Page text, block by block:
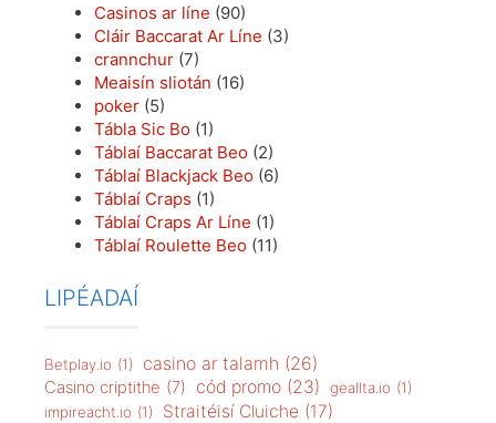
Casinos ar líne (90)
Cláir Baccarat Ar Líne (3)
crannchur (7)
Meaisín sliotán (16)
poker (5)
Tábla Sic Bo (1)
Táblaí Baccarat Beo (2)
Táblaí Blackjack Beo (6)
Táblaí Craps (1)
Táblaí Craps Ar Líne (1)
Táblaí Roulette Beo (11)
LIPÉADAÍ
Betplay.io (1) casino ar talamh (26)
Casino criptithe (7) cód promo (23) geallta.io (1)
impireacht.io (1) Straitéisí Cluiche (17)